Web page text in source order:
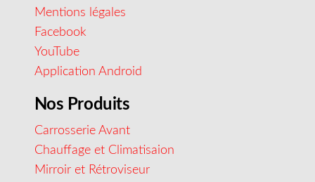
Mentions légales
Facebook
YouTube
Application Android
Nos Produits
Carrosserie Avant
Chauffage et Climatisaion
Mirroir et Rétroviseur